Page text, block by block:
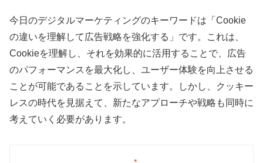
今日のデジタルマーケティングのキーワードは「Cookie
の違いを理解して広告戦略を強化する」です。これは、
Cookieを理解し、それを効果的に活用することで、広告
のパフォーマンスを最大化し、ユーザー体験を向上させる
ことが可能であることを示しています。しかし、クッキー
レスの時代を見据えて、新たなアプローチや戦略も同時に
考えていく必要があります。